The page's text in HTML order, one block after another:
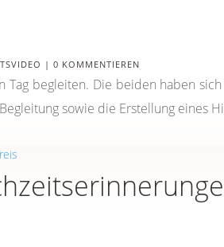
| 0 KOMMENTIEREN
begleiten. Die beiden haben
sowie die Erstellung eines